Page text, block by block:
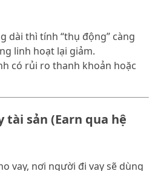
dài thì tính “thụ động” càng
linh hoạt lại giảm.
có rủi ro thanh khoản hoặc
tài sản (Earn qua hệ
vay, nơi người đi vay sẽ dùng